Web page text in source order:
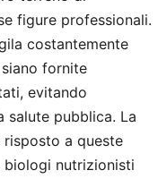
figure professionali.
costantemente
fornite
evitando
salute pubblica. La
risposto a queste
biologi nutrizionisti